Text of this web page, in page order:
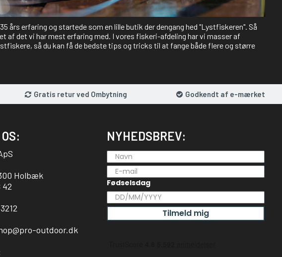
års erfaring og startede som en lille butik der dengang hed "Lystfiskeren". Så
af det vi har mest erfaring med. I vores fiskeri-afdeling har vi masser af
så du kan få de bedste tips og tricks til at fange både flere og større
Gratis retur ved Ombytning Godkendt af e-mærket
Holbæk
42
outdoor.dk
NYHEDSBREV:
Fødselsdag
Tilmeld mig